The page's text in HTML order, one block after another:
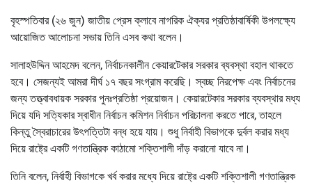
বৃহস্পতিবার (২৬ জুন) জাতীয় প্রেস ক্লাবে নাগরিক ঐক্যর প্রতিষ্ঠাবার্ষিকী উপলক্ষ্যে
আয়োজিত আলোচনা সভায় তিনি এসব কথা বলেন।
সালাহউদ্দিন আহমেদ বলেন, নির্বাচনকালীন কেয়ারটেকার সরকার ব্যবস্থা বহাল থাকতে
হবে। সেজন্যই আমরা দীর্ঘ ১৭ বছর সংগ্রাম করেছি। স্বচ্ছ নিরপেক্ষ এবং নির্বাচনের
জন্য তত্ত্বাবধায়ক সরকার পুনঃপ্রতিষ্ঠা প্রয়োজন। কেয়ারটেকার সরকার ব্যবস্থার মধ্য
দিয়ে যদি সত্যিকার স্বাধীন নির্বাচন কমিশন নির্বাচন পরিচালনা করতে পারে, তাহলে
কিন্তু স্বৈরাচারের উৎপত্তিটা বন্ধ হয়ে যায়। শুধু নির্বাহী বিভাগকে দুর্বল করার মধ্য
দিয়ে রাষ্ট্রে একটি গণতান্ত্রিক কাঠামো শক্তিশালী দাঁড় করানো যাবে না।
তিনি বলেন, নির্বাহী বিভাগকে খর্ব করার মধ্যে দিয়ে রাষ্ট্রে একটি শক্তিশালী গণতান্ত্রিক